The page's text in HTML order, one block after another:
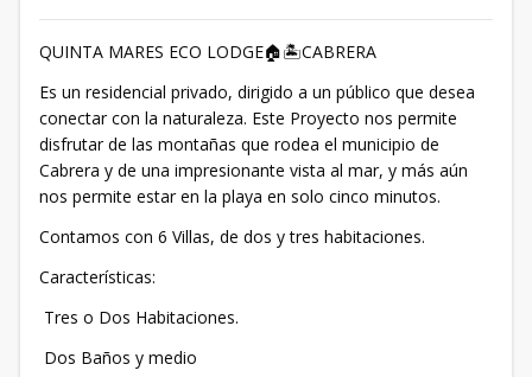
QUINTA MARES ECO LODGE🏠🏝️CABRERA
Es un residencial privado, dirigido a un público que desea
conectar con la naturaleza. Este Proyecto nos permite
disfrutar de las montañas que rodea el municipio de
Cabrera y de una impresionante vista al mar, y más aún
nos permite estar en la playa en solo cinco minutos.
Contamos con 6 Villas, de dos y tres habitaciones.
Características:
Tres o Dos Habitaciones.
Dos Baños y medio